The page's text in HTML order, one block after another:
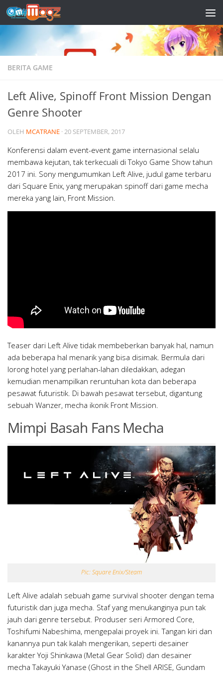
Skip to content
BERITA GAME
Left Alive, Spinoff Front Mission Dengan
Genre Shooter
OLEH MCATRANE ·20 SEPTEMBER, 2017
Konferensi dalam event-event game internasional selalu
membawa kejutan, tak terkecuali di Tokyo Game Show tahun
2017 ini. Sony mengumumkan Left Alive, judul game terbaru
dari Square Enix, yang merupakan spinoff dari game mecha
mereka yang lain, Front Mission.
Teaser dari Left Alive tidak membeberkan banyak hal, namun
ada beberapa hal menarik yang bisa disimak. Bermula dari
lorong hotel yang perlahan-lahan diledakkan, adegan
kemudian menampilkan reruntuhan kota dan beberapa
pesawat futuristik. Di bawah pesawat tersebut, digantung
sebuah Wanzer, mecha ikonik Front Mission.
Mimpi Basah Fans Mecha
Pic: Square Enix/Steam
Left Alive adalah sebuah game survival shooter dengan tema
futuristik dan juga mecha. Staf yang menukanginya pun tak
jauh dari genre tersebut. Produser seri Armored Core,
Toshifumi Nabeshima, mengepalai proyek ini. Tangan kiri dan
kanannya pun tak kalah mengerikan, seperti desainer
karakter Yoji Shinkawa (Metal Gear Solid) dan desainer
mecha Takayuki Yanase (Ghost in the Shell ARISE, Gundam